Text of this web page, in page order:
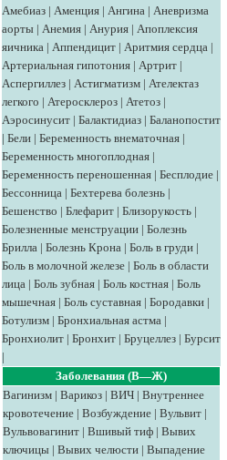
Амебиаз | Аменция | Ангина | Аневризма
аорты | Анемия | Анурия | Апоплексия
яичника | Аппендицит | Аритмия сердца |
Артериальная гипотония | Артрит |
Аспергиллез | Астигматизм | Ателектаз
легкого | Атеросклероз | Атетоз |
Аэросинусит | Балактидиаз | Баланопостит
| Бели | Беременность внематочная |
Беременность многоплодная |
Беременность переношенная | Бесплодие |
Бессонница | Бехтерева болезнь |
Бешенство | Блефарит | Близорукость |
Болезненные менструации | Болезнь
Брилла | Болезнь Крона | Боль в груди |
Боль в молочной железе | Боль в области
лица | Боль зубная | Боль костная | Боль
мышечная | Боль суставная | Бородавки |
Ботулизм | Бронхиальная астма |
Бронхиолит | Бронхит | Бруцеллез | Бурсит
|
Заболевания (В—Ж)
Вагинизм | Варикоз | ВИЧ | Внутреннее
кровотечение | Возбуждение | Вульвит |
Вульвовагинит | Вшивый тиф | Вывих
ключицы | Вывих челюсти | Выпадение